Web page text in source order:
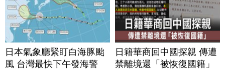
日本氣象廳緊盯白海豚颱
風 台灣最快下午發海警
日籍華商回中國探親 傳遭
禁離境還「被恢復國籍」